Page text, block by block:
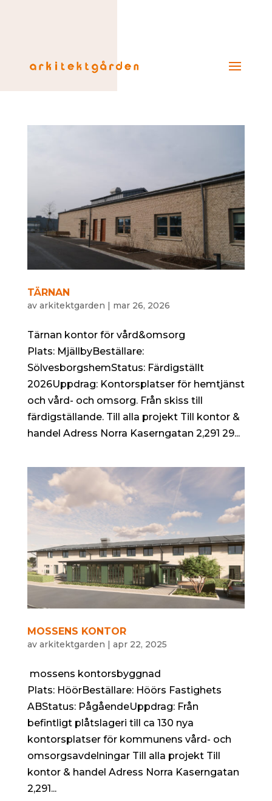
TÄRNAN
av arkitektgarden | mar 26, 2026
Tärnan kontor för vård&omsorg
Plats: MjällbyBeställare:
SölvesborgshemStatus: Färdigställt
2026Uppdrag: Kontorsplatser för hemtjänst
och vård- och omsorg. Från skiss till
färdigställande. Till alla projekt Till kontor &
handel Adress Norra Kaserngatan 2,291 29...
MOSSENS KONTOR
av arkitektgarden | apr 22, 2025
mossens kontorsbyggnad
Plats: HöörBeställare: Höörs Fastighets
ABStatus: PågåendeUppdrag: Från
befintligt plåtslageri till ca 130 nya
kontorsplatser för kommunens vård- och
omsorgsavdelningar Till alla projekt Till
kontor & handel Adress Norra Kaserngatan
2,291...